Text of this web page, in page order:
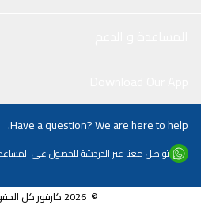
Have a question? We are here to help.
تواصل معنا عبر الدردشة للحصول على
© 2026 كارفور كل الحقوق محفوظة